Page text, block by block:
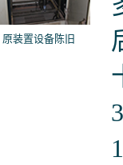
原装置设备陈旧